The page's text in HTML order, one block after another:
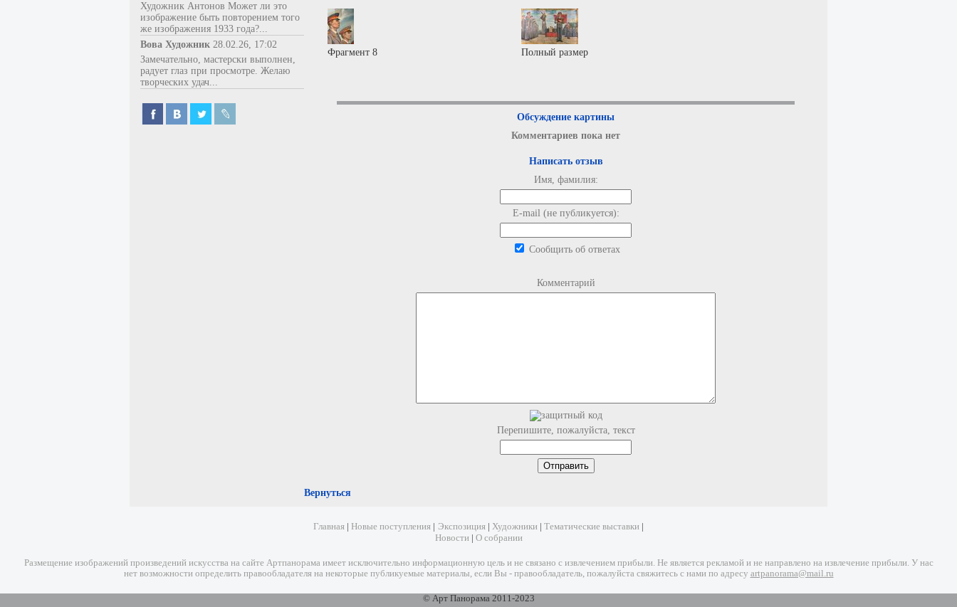
Художник Антонов Может ли это
изображение быть повторением того
же изображения 1933 года?...
Вова Художник 28.02.26, 17:02
Замечательно, мастерски выполнен,
радует глаз при просмотре. Желаю
творческих удач...
Фрагмент 8 Полный размер
Обсуждение картины
Комментариев пока нет
Написать отзыв
Имя, фамилия:
E-mail (не публикуется):
Сообщить об ответах
Комментарий
Перепишите, пожалуйста, текст
Вернуться
Главная Новые поступления Экспозиция Художники Тематические выставки
Новости| О собрании
Размещение изображений произведений искусства на сайте Артпанорама имеет исключительно информационную цель и не связано с извлечением прибыли. Не является рекламой и не направлено на извлечение прибыли. У нас
нет возможности определить правообладателя на некоторые публикуемые материалы, если Вы - правообладатель, пожалуйста свяжитесь с нами по адресу artpanorama@mail.ru
© Арт Панорама 2011-2023